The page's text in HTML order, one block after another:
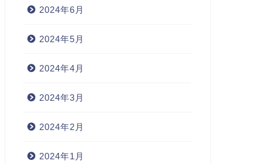
2024年6月
2024年5月
2024年4月
2024年3月
2024年2月
2024年1月